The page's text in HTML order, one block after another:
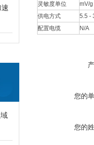
灵敏度单位
mV/g
供电方式
5.5 -
配置电缆
N/A
您的
您的